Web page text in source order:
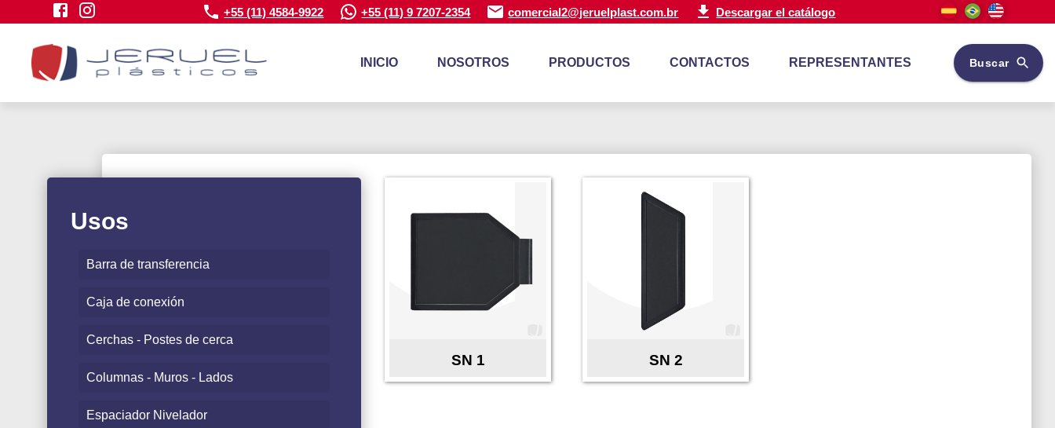
+55 (11) 4584-9922 +55 (11) 9 7207-2354 comercial2@jeruelplast.com.br Descargar el catálogo
INICIO NOSOTROS PRODUCTOS CONTACTOS REPRESENTANTES Buscar
Usos
Barra de transferencia
Caja de conexión
Cerchas - Postes de cerca
Columnas - Muros - Lados
Espaciador Nivelador
SN 1 SN 2